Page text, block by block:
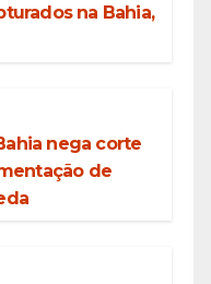
na Bahia,
nega corte
de